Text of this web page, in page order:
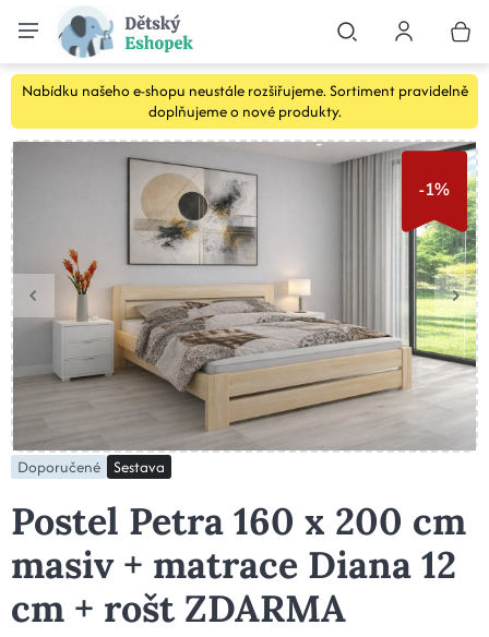
Nabídku našeho e-shopu neustále rozšiřujeme. Sortiment pravidelně
doplňujeme o nové produkty.
-1%
Doporučené Sestava
Postel Petra 160 x 200 cm
masiv + matrace Diana 12
cm + rošt ZDARMA